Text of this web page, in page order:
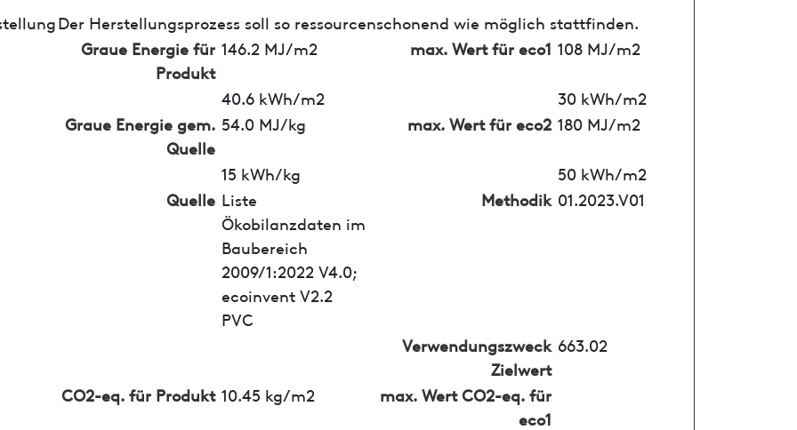
Der Herstellungsprozess soll so ressourcenschonend wie möglich stattfinden.
Graue Energie für
Produkt
146.2 MJ/m2 max. Wert für eco1 108 MJ/m2
40.6 kWh/m2
30 kWh/m2
Graue Energie gem.
Quelle
54.0 MJ/kg max. Wert für eco2 180 MJ/m2
15 kWh/kg
50 kWh/m2
Quelle Liste
Ökobilanzdaten im
Baubereich
2009/1:2022 V4.0;
ecoinvent V2.2
PVC
Methodik 01.2023.V01
Verwendungszweck
Zielwert
663.02
CO2-eq. für Produkt 10.45 kg/m2
max. Wert CO2-eq. für
eco1